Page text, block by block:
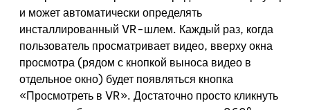
и может автоматически определять
инсталлированный VR-шлем. Каждый раз, когда
пользователь просматривает видео, вверху окна
просмотра (рядом с кнопкой выноса видео в
отдельное окно) будет появляться кнопка
«Просмотреть в VR». Достаточно просто кликнуть